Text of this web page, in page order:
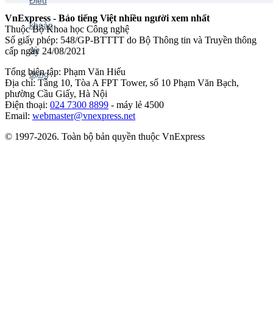
VnExpress - Báo tiếng Việt nhiều người xem nhất
Thuộc Bộ Khoa học Công nghệ
Số giấy phép: 548/GP-BTTTT do Bộ Thông tin và Truyền thông
cấp ngày 24/08/2021
Tổng biên tập: Phạm Văn Hiếu
Địa chỉ: Tầng 10, Tòa A FPT Tower, số 10 Phạm Văn Bạch,
phường Cầu Giấy, Hà Nội
Điện thoại: 024 7300 8899 - máy lẻ 4500
Email: webmaster@vnexpress.net
© 1997-2026. Toàn bộ bản quyền thuộc VnExpress